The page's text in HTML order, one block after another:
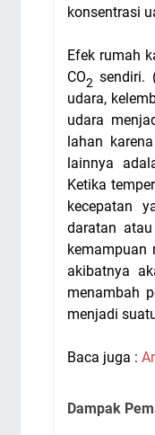
konsentrasi
Efek rumah
CO2 sendiri.
udara,
udara
lahan
lainnya
Ketika
kecepatan
daratan
kemampuan
akibatnya
menambah
menjadi
Baca juga :
Dampak